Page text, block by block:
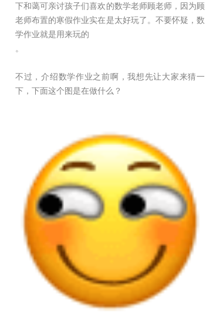
下和蔼可亲讨孩子们喜欢的数学老师顾老师，因为顾
老师布置的寒假作业实在是太好玩了。不要怀疑，数
学作业就是用来玩的
。
不过，介绍数学作业之前啊，我想先让大家来猜一
下，下面这个图是在做什么？